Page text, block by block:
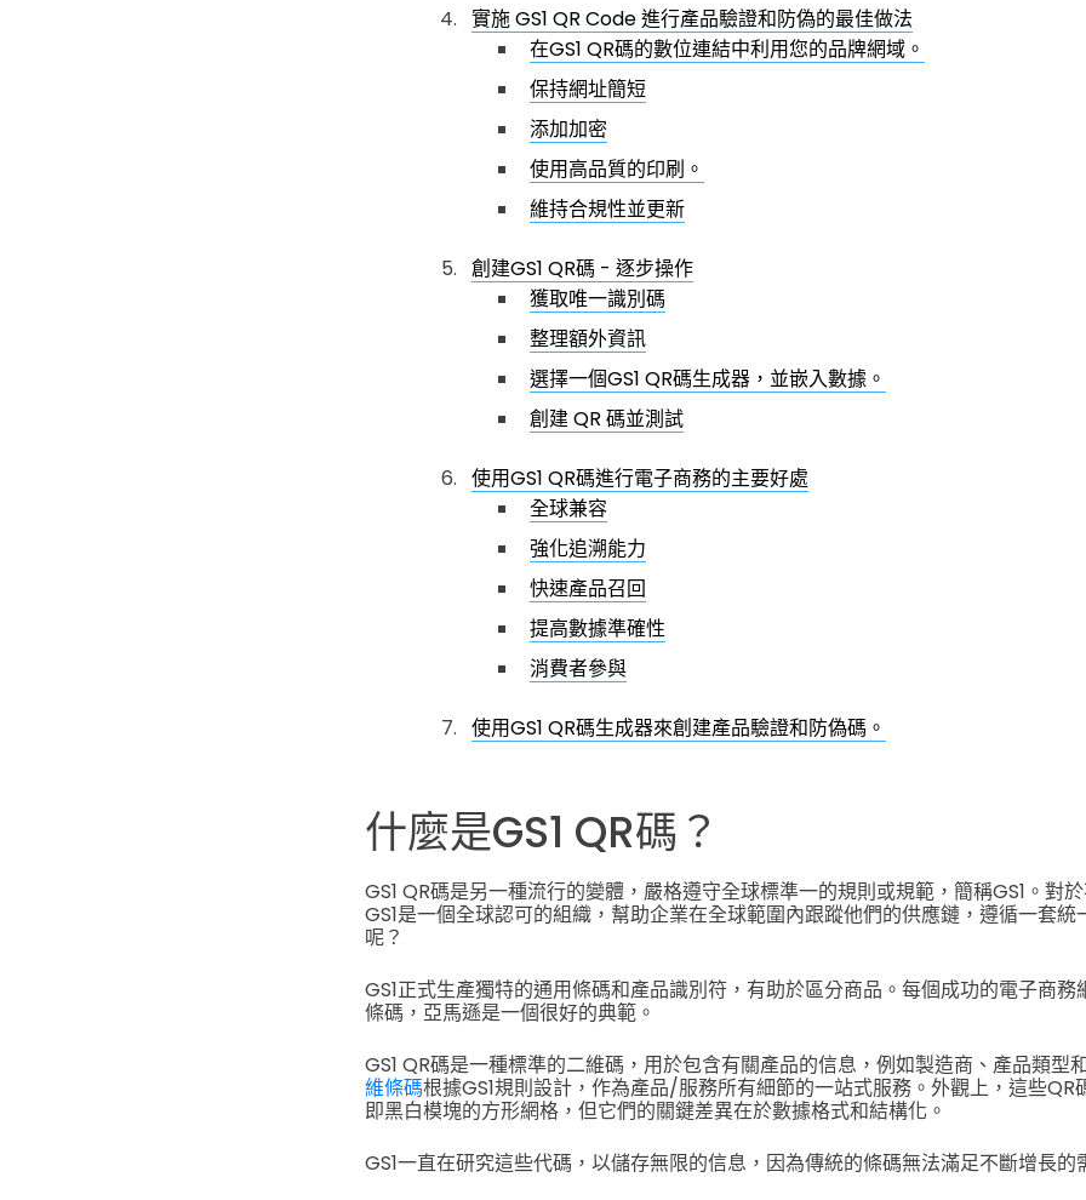
實施 GS1 QR Code 進行產品驗證和防偽的最佳做法
在GS1 QR碼的數位連結中利用您的品牌網域。
保持網址簡短
添加加密
使用高品質的印刷。
維持合規性並更新
創建GS1 QR碼 - 逐步操作
獲取唯一識別碼
整理額外資訊
選擇一個GS1 QR碼生成器，並嵌入數據。
創建 QR 碼並測試
使用GS1 QR碼進行電子商務的主要好處
全球兼容
強化追溯能力
快速產品召回
提高數據準確性
消費者參與
使用GS1 QR碼生成器來創建產品驗證和防偽碼。
什麼是GS1 QR碼？
GS1 QR碼是另一種流行的變體，嚴格遵守全球標準一的規則或規範，簡稱GS1。 對
GS1是一個全球認可的組織，幫助企業在全球範圍內跟蹤他們的供應鏈，遵循一套統
呢？
GS1正式生產獨特的通用條碼和產品識別符，有助於區分商品。每個成功的電子商務
條碼，亞馬遜是一個很好的典範。
GS1 QR碼是一種標準的二維碼，用於包含有關產品的信息，例如製造商、產品類型
維條碼根據GS1規則設計，作為產品/服務所有細節的一站式服務。外觀上，這些QR
即黑白模塊的方形網格，但它們的關鍵差異在於數據格式和結構化。
GS1一直在研究這些代碼，以儲存無限的信息，因為傳統的條碼無法滿足不斷增長的